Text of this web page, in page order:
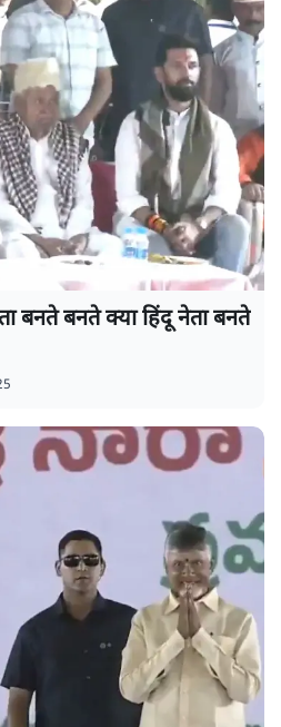
बनते बनते क्या हिंदू नेता बनते